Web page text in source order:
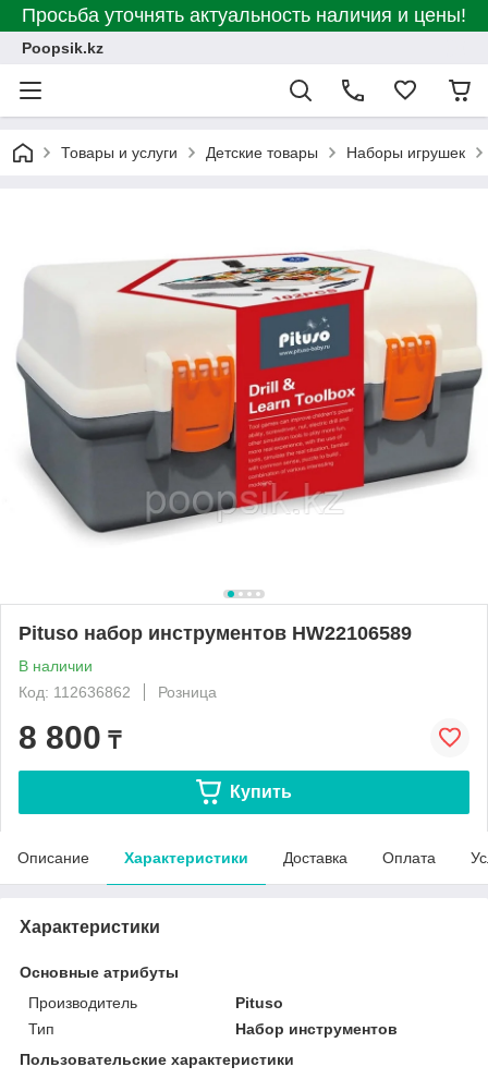
Просьба уточнять актуальность наличия и цены!
Poopsik.kz
Товары и услуги Детские товары Наборы игрушек
Pituso набор инструментов HW22106589
В наличии
Код: 112636862
Розница
8 800 ₸
Купить
Описание Характеристики Доставка Оплата
Характеристики
Основные атрибуты
Производитель
Pituso
Тип
Набор инструментов
Пользовательские характеристики